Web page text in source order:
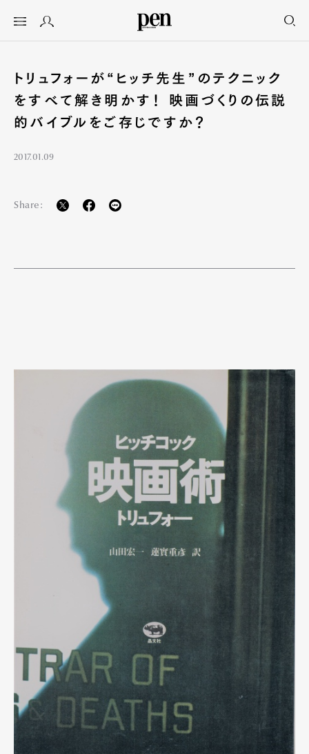
トリュフォーが“ヒッチ先生”のテクニック
をすべて解き明かす！ 映画づくりの伝説
的バイブルをご存じですか？
2017.01.09
Share: